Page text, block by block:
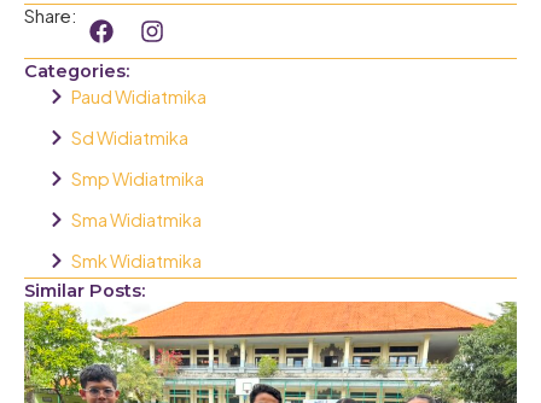
Share:
F
a
c
e
b
o
k
I
n
s
t
a
g
a
m
Categories:
Paud Widiatmika
Sd Widiatmika
Smp Widiatmika
Sma Widiatmika
Smk Widiatmika
Similar Posts: